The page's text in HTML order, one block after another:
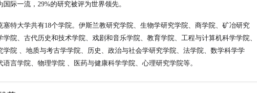
国际一流，29%的研究被评为世界领先。
大学共有18个学院。伊斯兰教研究学院、生物学研究学院、商学院、矿冶研究
学院、古代历史和技术学院、戏剧和音乐学院、教育学院、工程与计算机科学学院、
学院 、地质与考古学学院、历史、政治与社会学研究学院、法学院、数学科学学
语言学院、物理学院 、医药与健康科学学院、心理研究学院等。